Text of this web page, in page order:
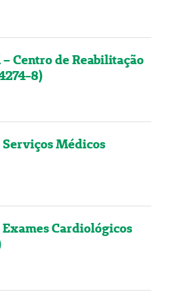
Centro de Reabilitação
8)
Médicos
Cardiológicos